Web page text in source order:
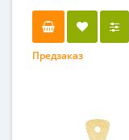
Предзаказ